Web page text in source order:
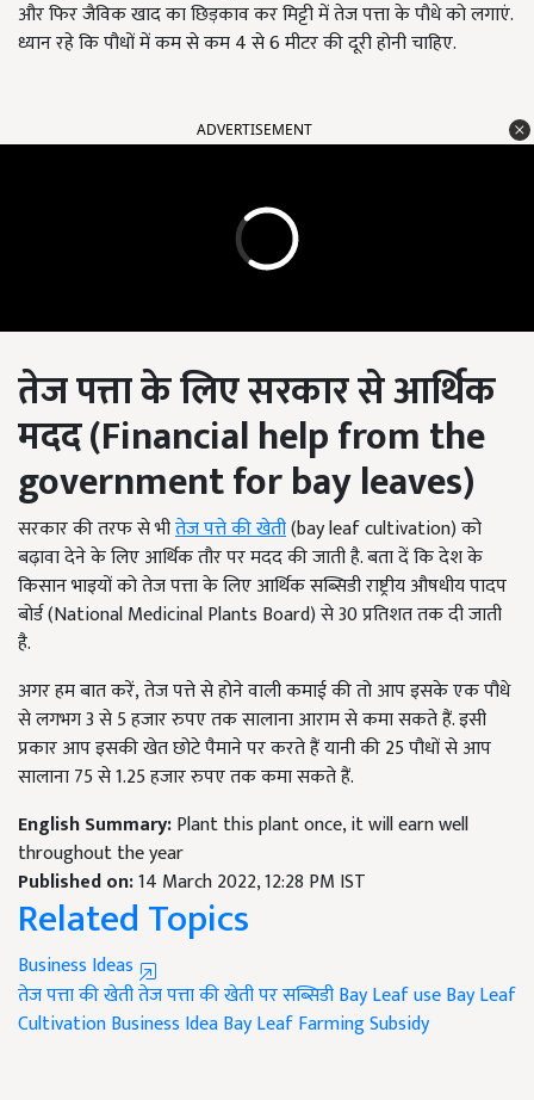
और फिर जैविक खाद का छिड़काव कर मिट्टी में तेज पत्ता के पौधे को लगाएं.
ध्यान रहे कि पौधों में कम से कम 4 से 6 मीटर की दूरी होनी चाहिए.
ADVERTISEMENT
तेज पत्ता के लिए सरकार से आर्थिक
मदद(Financial help from the
government for bay leaves)
सरकार की तरफ से भीतेज पत्ते की खेती(bay leaf cultivation) को
बढ़ावा देने के लिए आर्थिक तौर पर मदद की जाती है. बता दें कि देश के
किसान भाइयों को तेज पत्ता के लिए आर्थिक सब्सिडी राष्ट्रीय औषधीय पादप
बोर्ड (National Medicinal Plants Board) से 30 प्रतिशत तक दी जाती
है.
अगर हम बात करें, तेज पत्ते से होने वाली कमाई की तो आप इसके एक पौधे
से लगभग 3 से 5 हजार रुपए तक सालाना आराम से कमा सकते हैं. इसी
प्रकार आप इसकी खेत छोटे पैमाने पर करते हैं यानी की 25 पौधों से आप
सालाना 75 से 1.25 हजार रुपए तक कमा सकते हैं.
English Summary:Plant this plant once, it will earn well
throughout the year
Published on:14 March 2022, 12:28 PM IST
Related Topics
Business Ideas
तेज पत्ता की खेतीतेज पत्ता की खेती पर सब्सिडीBay Leaf useBay Leaf
CultivationBusiness IdeaBay Leaf Farming Subsidy